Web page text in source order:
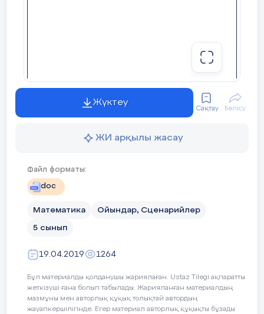
Жүктеу
Сақтау Бөлісу
ЖИ арқылы жасау
Файл форматы:
doc
Математика Ойындар, Сценарийлер
5 сынып
19.04.2019 1264
Бұл материалды қолданушы жариялаған. Ustaz Tilegi ақпаратты
жеткізуші ғана болып табылады. Жарияланған материалдың
мазмұны мен авторлық құқық толықтай автордың
жауапкершілігінде. Егер материал авторлық құқықты бұзады